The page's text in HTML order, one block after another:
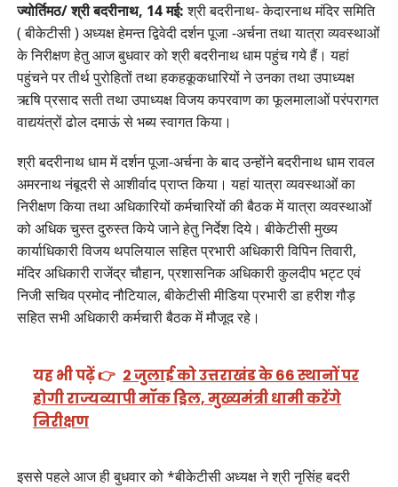
ज्योर्तिमठ/ श्री बदरीनाथ, 14 मई:श्री बदरीनाथ- केदारनाथ मंदिर समिति
( बीकेटीसी ) अध्यक्ष हेमन्त द्विवेदी दर्शन पूजा -अर्चना तथा यात्रा व्यवस्थाओंं
के निरीक्षण हेतु आज बुधवार को श्री बदरीनाथ धाम पहुंच गये हैं। यहां
पहुंचने पर तीर्थ पुरोहितों तथा हकहकूकधारियों ने उनका तथा उपाध्यक्ष
ऋषि प्रसाद सती तथा उपाध्यक्ष विजय कपरवाण का फूलमालाओं परंपरागत
वाद्ययंत्रों ढोल दमाऊं से भब्य स्वागत किया।
श्री बदरीनाथ धाम में दर्शन पूजा-अर्चना के बाद उन्होंने बदरीनाथ धाम रावल
अमरनाथ नंबूदरी से आशीर्वाद प्राप्त किया। यहां यात्रा व्यवस्थाओंं का
निरीक्षण किया तथा अधिकारियों कर्मचारियों की बैठक में यात्रा व्यवस्थाओंं
को अधिक चुस्त दुरुस्त किये जाने हेतु निर्देश दिये। बीकेटीसी मुख्य
कार्याधिकारी विजय थपलियाल सहित प्रभारी अधिकारी विपिन तिवारी,
मंदिर अधिकारी राजेंद्र चौहान, प्रशासनिक अधिकारी कुलदीप भट्ट एवं
निजी सचिव प्रमोद नौटियाल, बीकेटीसी मीडिया प्रभारी डा हरीश गौड़
सहित सभी अधिकारी कर्मचारी बैठक में मौजूद रहे।
यह भी पढ़ें 👉 2 जुलाई को उत्तराखंड के 66 स्थानों पर
होगी राज्यव्यापी मॉक ड्रिल, मुख्यमंत्री धामी करेंगे
निरीक्षण
इससे पहले आज ही बुधवार को *बीकेटीसी अध्यक्ष ने श्री नृसिंह बदरी